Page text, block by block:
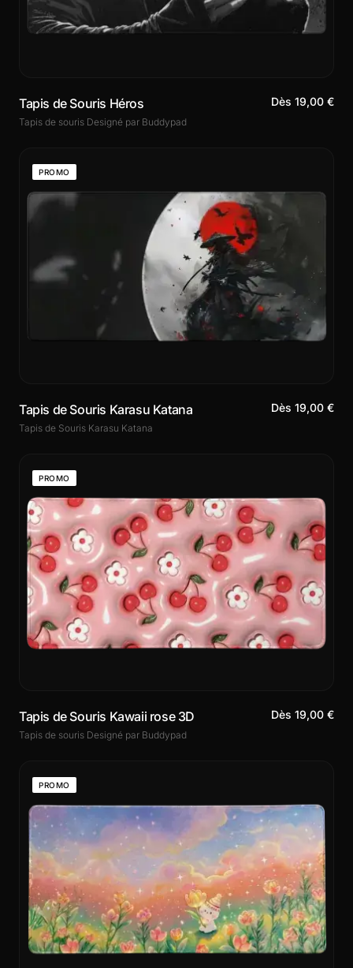
Tapis de Souris Héros
Tapis de souris Designé par Buddypad
Dès 19,00 €
PROMO
Tapis de Souris Karasu Katana
Tapis de Souris Karasu Katana
Dès 19,00 €
PROMO
Tapis de Souris Kawaii rose 3D
Tapis de souris Designé par Buddypad
Dès 19,00 €
PROMO